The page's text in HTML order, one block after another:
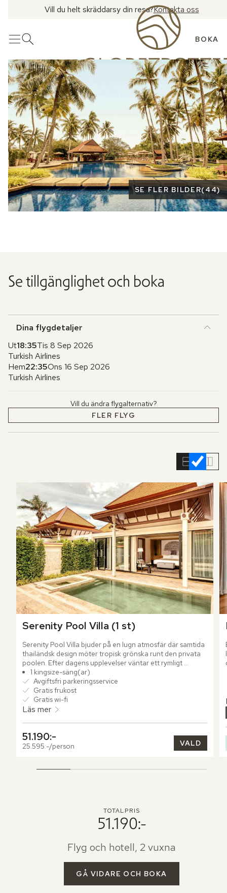
Vill du helt skräddarsy din resa?Kontakta oss
MenyÖppna sök BOKA
Se fler bilder
SE FLER BILDER(44)
Se tillgänglighet och boka
Dina flygdetaljer
Ut18:35Tis 8 Sep 2026
Turkish Airlines
Hem22:35Ons 16 Sep 2026
Turkish Airlines
Vill du ändra flygalternativ?
FLER FLYG
Serenity Pool Villa (1 st)
Serenity Pool Villa bjuder på en lugn atmosfär där samtida
thailändsk design möter tropisk grönska runt den privata
poolen. Efter dagens upplevelser väntar ett rymligt
badrum med regndusch och bubbelbadkar, en stilla plats
för återhämtning i avskildhet.
1 kingsize-säng(ar)
Avgiftsfri parkeringsservice
Gratis frukost
Gratis wi-fi
Läs mer
51.190:-
25.595:-/person VALD
TOTALPRIS
51.190:-
Flyg och hotell, 2 vuxna
GÅ VIDARE OCH BOKA